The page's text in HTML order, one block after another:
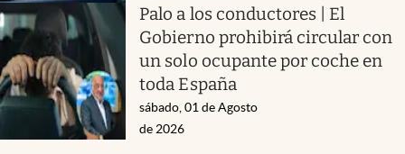
Palo a los conductores | El
Gobierno prohibirá circular con
un solo ocupante por coche en
toda España
sábado, 01 de Agosto
de 2026